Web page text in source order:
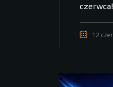
czerwca!
12